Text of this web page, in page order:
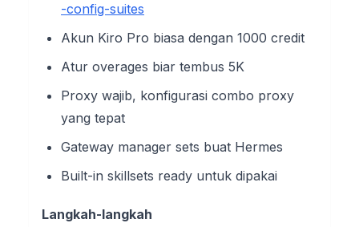
-config-suites
Akun Kiro Pro biasa dengan 1000 credit
Atur overages biar tembus 5K
Proxy wajib, konfigurasi combo proxy
yang tepat
Gateway manager sets buat Hermes
Built-in skillsets ready untuk dipakai
Langkah-langkah